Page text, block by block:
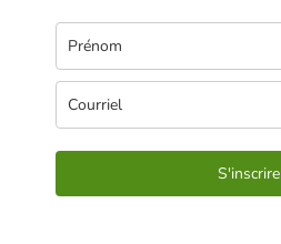
S'inscrire